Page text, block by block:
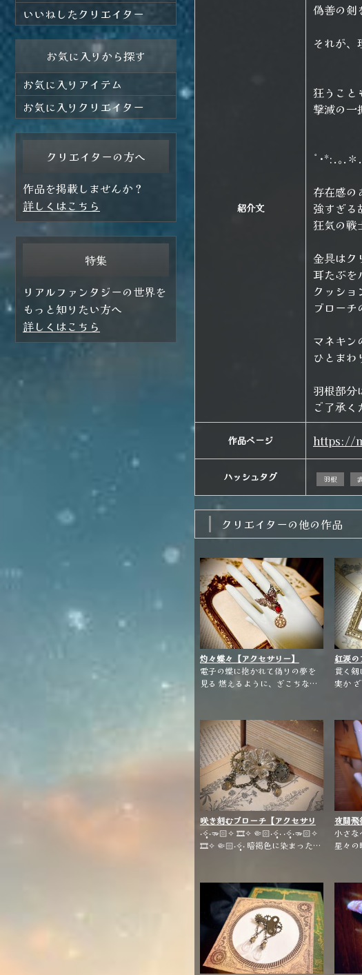
紹介文
偽善の剣
それが、
狂うこと
撃滅の一
ﾟ･*:.｡.
存在感の
強すぎる
狂気の戦
金具はク
耳たぶを
クッショ
ブロー
マネキン
ひとまわ
羽根部分
ご了承
作品ページ https://
ハッシュタグ 羽根
クリエイターの他の作品
灼々蝶々【アクセサリー】
電子の蝶に抱かれて偽りの夢を
見る 燃えるように、ぎこちなく
❤️‍🔥
紅涙の
貫く剱
実か ざくろのような紅い雫は あ
🥀· ·
🥀 柘榴モチーフのイヤーフック
です
ので
て頂
咲き刻むブローチ【アクセサリ
ー】
‧✧̣̥̇‧🫳🏻✧ 🎞✧ 🤏🏻‧✧̣̥̇‧ ‧✧̣̥̇‧🫳🏻✧
🎞✧ 🤏🏻‧✧̣̥̇‧ 暗褐色に染まった歯
夜間飛
ー】
小さな
星々の瞬き 眠って
2WAY
かか
空を縁
いいねしたクリエイター
お気に入りから探す
お気に入りアイテム
お気に入りクリエイター
クリエイターの方へ
作品を掲載しませんか？
詳しくはこちら
特集
リアルファンタジーの世界を
もっと知りたい方へ
詳しくはこちら